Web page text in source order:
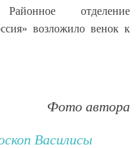
отделение
возложило венок к
Фото автора
Василисы